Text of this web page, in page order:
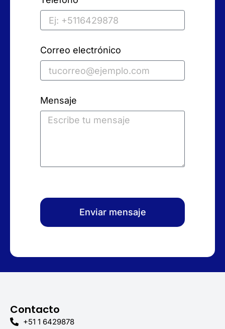
Correo electrónico
Mensaje
Enviar mensaje
Contacto
+51 1 6429878